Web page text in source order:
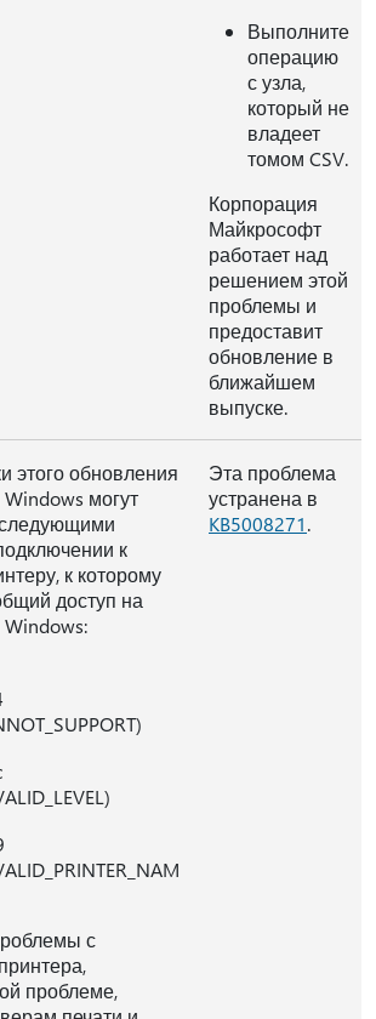
Выполните
операцию
с узла,
который не
владеет
томом CSV.
Корпорация
Майкрософт
работает над
решением этой
проблемы и
предоставит
обновление в
ближайшем
выпуске.
этого обновления
могут
следующими
к
к которому
доступ на
с
проблеме,
Эта проблема
устранена в
KB5008271.